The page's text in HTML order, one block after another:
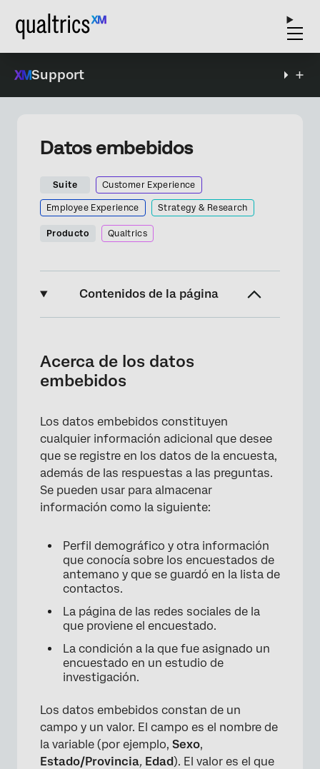
Support
Datos embebidos
Suite Customer Experience
Employee Experience Strategy & Research
Producto Qualtrics
Contenidos de la página
Uso de datos embebidos en la encuesta
Creación de un elemento Datos embebidos
Configuración de valores en el flujo de la
encuesta
Configuración de valores desde una lista de
distribución
URL de la encuesta
Configuración de valores con campos de
datos embebidos integrados
Configuración de valores de otras fuentes
Eliminación de datos embebidos
Mejores prácticas y resolución de problemas
de datos embebidos
Preguntas frequentes
Acerca de los datos
embebidos
Los datos embebidos constituyen
cualquier información adicional que desee
que se registre en los datos de la encuesta,
además de las respuestas a las preguntas.
Se pueden usar para almacenar
información como la siguiente:
Perfil demográfico y otra información
que conocía sobre los encuestados de
antemano y que se guardó en la lista de
contactos.
La página de las redes sociales de la
que proviene el encuestado.
La condición a la que fue asignado un
encuestado en un estudio de
investigación.
Los datos embebidos constan de un
campo y un valor. El campo es el nombre de
la variable (por ejemplo, Sexo,
Estado/Provincia, Edad). El valor es el que